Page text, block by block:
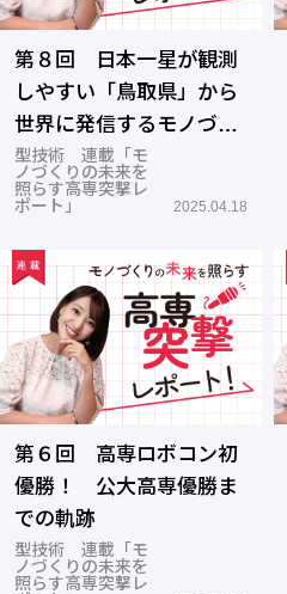
第８回 日本一星が観測
しやすい「鳥取県」から
世界に発信するモノづく
り
型技術 連載「モ
ノづくりの未来を
照らす高専突撃レ
ポート」
2025.04.18
第６回 高専ロボコン初
優勝！ 公大高専優勝ま
での軌跡
型技術 連載「モ
ノづくりの未来を
照らす高専突撃レ